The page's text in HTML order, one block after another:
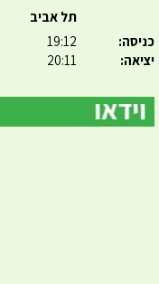
כניסה:
יציאה:
תל אביב
19:12
20:11